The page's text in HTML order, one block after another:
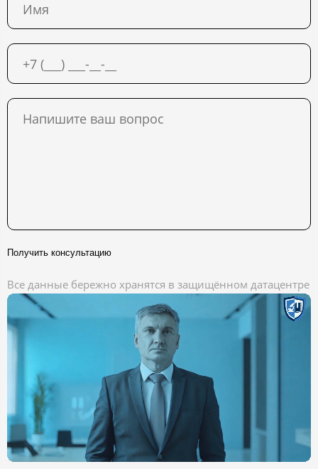
Получить консультацию
Все данные бережно хранятся в защищённом датацентре